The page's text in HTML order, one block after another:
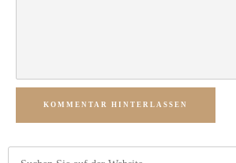
KOMMENTAR HINTERLASSEN